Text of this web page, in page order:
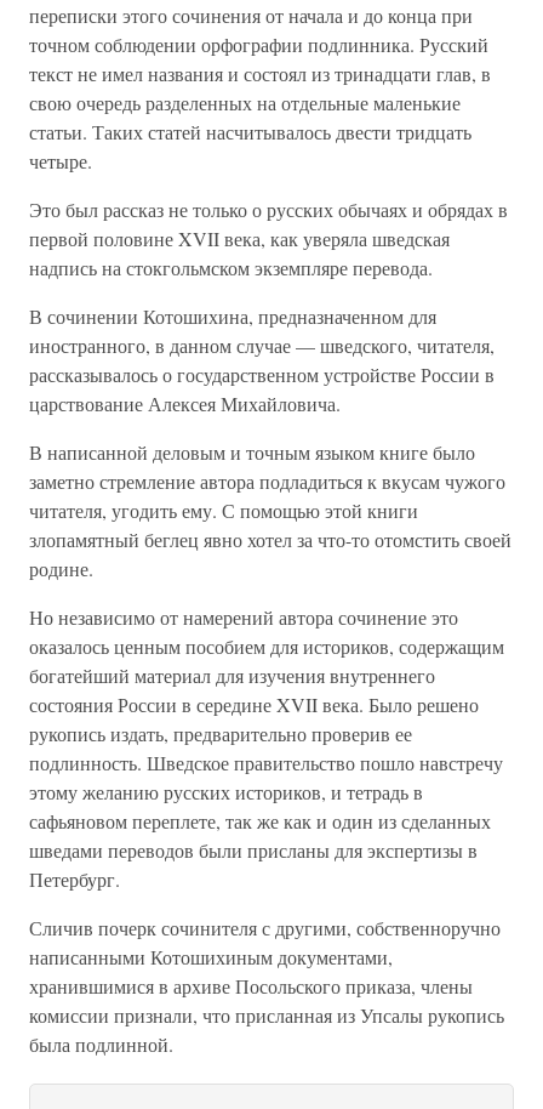
переписки этого сочинения от начала и до конца при
точном соблюдении орфографии подлинника. Русский
текст не имел названия и состоял из тринадцати глав, в
свою очередь разделенных на отдельные маленькие
статьи. Таких статей насчитывалось двести тридцать
четыре.
Это был рассказ не только о русских обычаях и обрядах в
первой половине XVII века, как уверяла шведская
надпись на стокгольмском экземпляре перевода.
В сочинении Котошихина, предназначенном для
иностранного, в данном случае — шведского, читателя,
рассказывалось о государственном устройстве России в
царствование Алексея Михайловича.
В написанной деловым и точным языком книге было
заметно стремление автора подладиться к вкусам чужого
читателя, угодить ему. С помощью этой книги
злопамятный беглец явно хотел за что-то отомстить своей
родине.
Но независимо от намерений автора сочинение это
оказалось ценным пособием для историков, содержащим
богатейший материал для изучения внутреннего
состояния России в середине XVII века. Было решено
рукопись издать, предварительно проверив ее
подлинность. Шведское правительство пошло навстречу
этому желанию русских историков, и тетрадь в
сафьяновом переплете, так же как и один из сделанных
шведами переводов были присланы для экспертизы в
Петербург.
Сличив почерк сочинителя с другими, собственноручно
написанными Котошихиным документами,
хранившимися в архиве Посольского приказа, члены
комиссии признали, что присланная из Упсалы рукопись
была подлинной.